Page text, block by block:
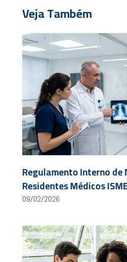
Veja Também
Regulamento Interno
Residentes Médicos
09/02/2026